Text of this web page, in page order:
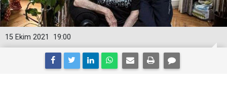
19:00
15 Ekim 2021